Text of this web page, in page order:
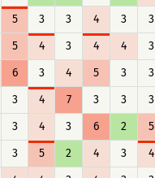
5 3 3 4 3 3
5 4 3 4 4 3
6 3 4 5 3 3
3 4 7 3 3 3
3 4 3 6 2 5
3 5 2 4 3 4